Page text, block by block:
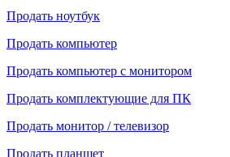
Продать ноутбук
Продать компьютер
Продать компьютер с монитором
Продать комплектующие для ПК
Продать монитор / телевизор
Продать планшет